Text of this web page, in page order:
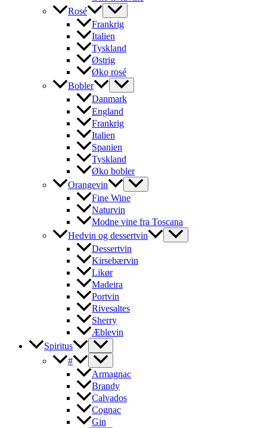
Rosé
Frankrig
Italien
Tyskland
Østrig
Øko rosé
Bobler
Danmark
England
Frankrig
Italien
Spanien
Tyskland
Øko bobler
Orangevin
Fine Wine
Naturvin
Modne vine fra Toscana
Hedvin og dessertvin
Dessertvin
Kirsebærvin
Likør
Madeira
Portvin
Rivesaltes
Sherry
Æblevin
Spiritus
#
Armagnac
Brandy
Calvados
Cognac
Gin